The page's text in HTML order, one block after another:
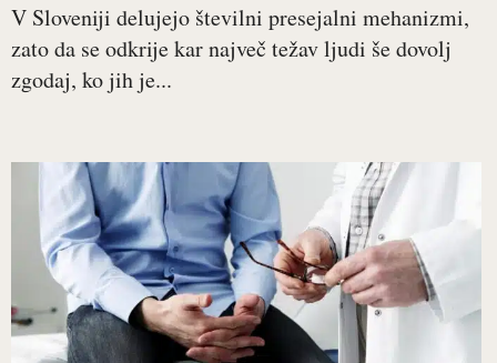
V Sloveniji delujejo številni presejalni mehanizmi,
zato da se odkrije kar največ težav ljudi še dovolj
zgodaj, ko jih je...